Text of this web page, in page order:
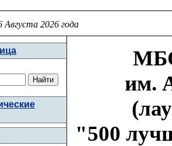
Августа 2026 года
им.
"500